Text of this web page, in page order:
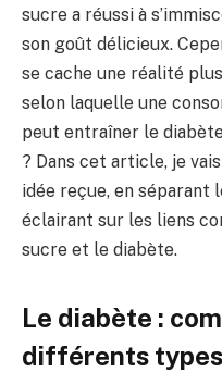
sucre a réussi à
son goût délicieux.
se cache une réalité
selon laquelle une
peut entraîner le
? Dans cet article, je
idée reçue, en séparant
éclairant sur les liens
sucre et le diabète.
Le diabète :
différents types